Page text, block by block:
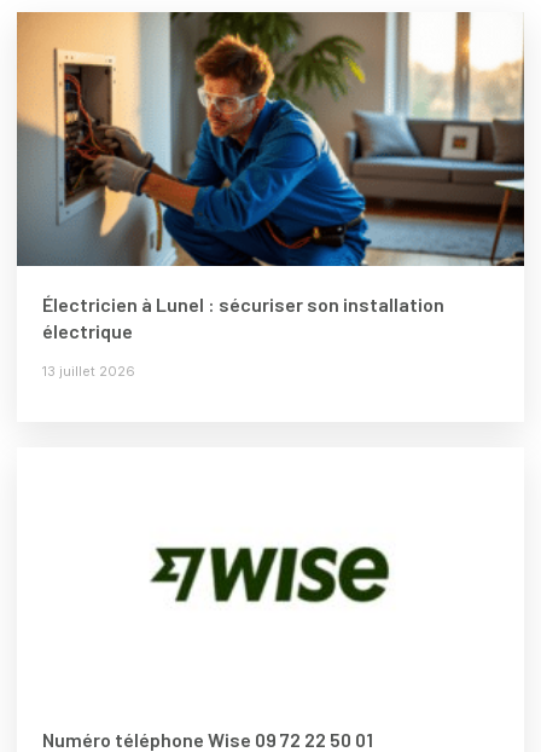
Électricien à Lunel : sécuriser son installation
électrique
13 juillet 2026
Numéro téléphone Wise 09 72 22 50 01